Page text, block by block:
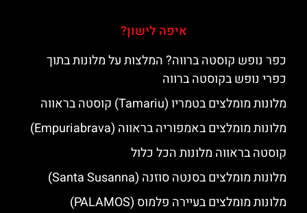
איפה לישון?
כפר נופש קוסטה ברווה? המלצות על מלונות בתוך
כפרי נופש בקוסטה ברווה
מלונות מומלצים בטמריו (Tamariu) קוסטה בראווה
מלונות מומלצים באמפוריה בראווה (Empuriabrava)
קוסטה בראווה מלונות הכל כלול
מלונות מומלצים בסנטה סוזנה (Santa Susanna)
מלונות מומלצים בעיירה פלמוס (PALAMOS)